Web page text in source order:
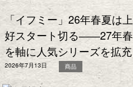
「イフミー」26年春夏は
好スタート切る――27年
を軸に人気シリーズを拡充
2026年7月13日 商品